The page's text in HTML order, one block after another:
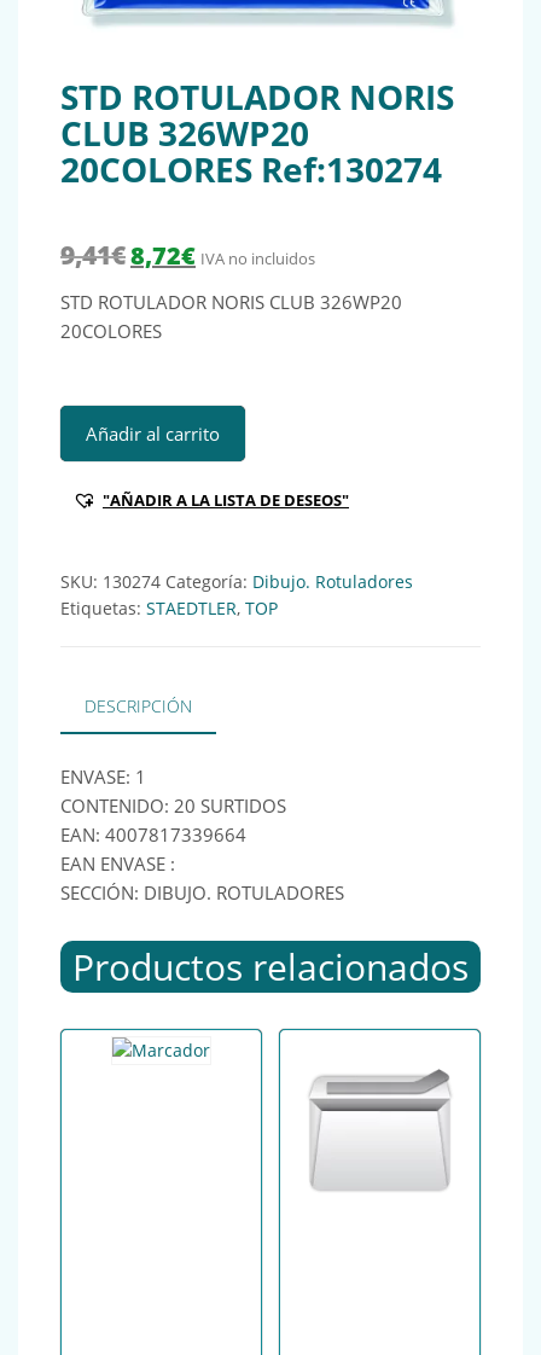
STD ROTULADOR NORIS
CLUB 326WP20
20COLORES Ref:130274
9,41€ El precio original era: 9,41€.
8,72€El precio actual es: 8,72€.
IVA no incluidos
STD ROTULADOR NORIS CLUB 326WP20
20COLORES
STD ROTULADOR NORIS CLUB 326WP20 20COLORES
Añadir al carrito
"AÑADIR A LA LISTA DE DESEOS"
SKU: 130274 Categoría: Dibujo. Rotuladores
Etiquetas: STAEDTLER, TOP
DESCRIPCIÓN
ENVASE: 1
CONTENIDO: 20 SURTIDOS
EAN: 4007817339664
EAN ENVASE :
SECCIÓN: DIBUJO. ROTULADORES
Productos relacionados